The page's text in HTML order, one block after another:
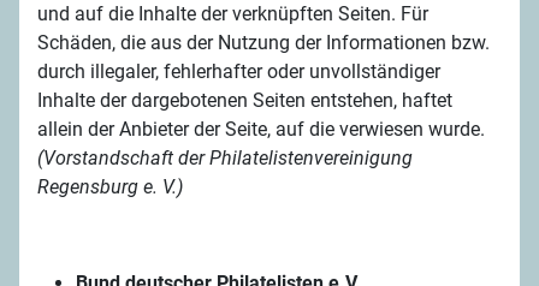
und auf die Inhalte der verknüpften Seiten. Für
Schäden, die aus der Nutzung der Informationen bzw.
durch illegaler, fehlerhafter oder unvollständiger
Inhalte der dargebotenen Seiten entstehen, haftet
allein der Anbieter der Seite, auf die verwiesen wurde.
(Vorstandschaft der Philatelistenvereinigung
Regensburg e. V.)